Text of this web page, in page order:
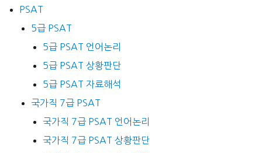
PSAT
5급 PSAT
5급 PSAT 언어논리
5급 PSAT 상황판단
5급 PSAT 자료해석
국가직 7급 PSAT
국가직 7급 PSAT 언어논리
국가직 7급 PSAT 상황판단